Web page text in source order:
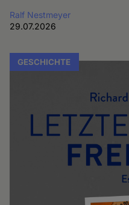
Ralf Nestmeyer
29.07.2026
GESCHICHTE